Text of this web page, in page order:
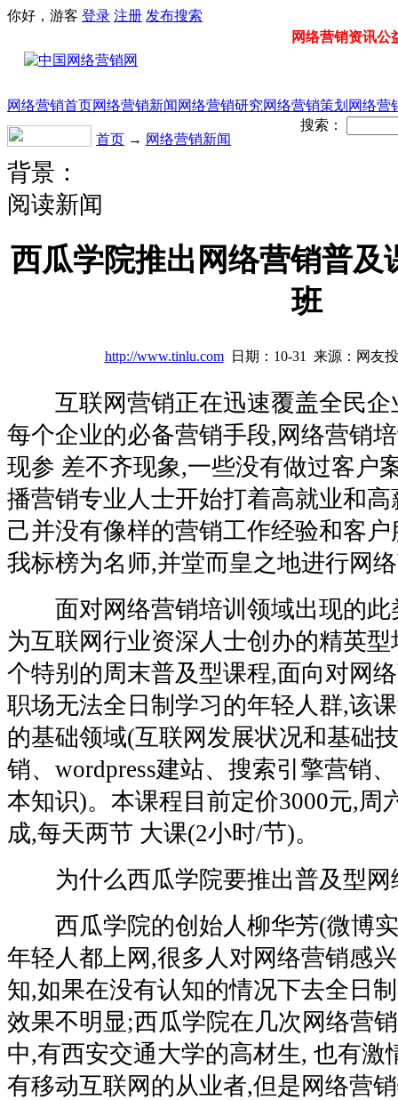
你好，游客 登录 注册 发布搜索
网络营销资讯公
网络营销首页网络营销新闻 网络营销研究网络营销策划 网络营
首页 → 网络营销新闻
搜索：
背景：
阅读新闻
西瓜学院推出网络营销普及
班
http://www.tinlu.com日期：10-31 来源：网友
互联网营销正在迅速覆盖全民企
每个企业的必备营销手段,网络营销
现参 差不齐现象,一些没有做过客户
播营销专业人士开始打着高就业和
己并没有像样的营销工作经验和客
我标榜为名师,并堂而皇之地进行网
面对网络营销培训领域出现的此
为互联网行业资深人士创办的精英
个特别的周末普及型课程,面向对网
职场无法全日制学习的年轻人群,该
的基础领域(互联网发展状况和基础
销、wordpress建站、搜索引擎营销
本知识)。本课程目前定价3000元,周
成,每天两节 大课(2小时/节)。
为什么西瓜学院要推出普及型网
西瓜学院的创始人柳华芳(微博实
年轻人都上网,很多人对网络营销感
知,如果在没有认知的情况下去全日
效果不明显;西瓜学院在几次网络营
中,有西安交通大学的高材生, 也有激
有移动互联网的从业者,但是网络营